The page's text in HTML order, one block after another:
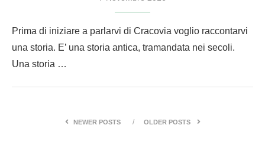
Prima di iniziare a parlarvi di Cracovia voglio raccontarvi
una storia. E’ una storia antica, tramandata nei secoli.
Una storia …
NEWER POSTS OLDER POSTS